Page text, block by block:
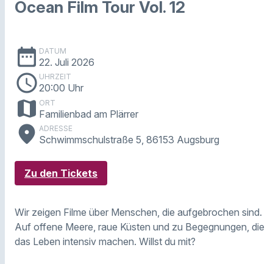
Ocean Film Tour Vol. 12
date_range DATUM
22. Juli 2026
schedule UHRZEIT
20:00 Uhr
map ORT
Familienbad am Plärrer
place ADRESSE
Schwimmschulstraße 5, 86153 Augsburg
Zu den Tickets
Wir zeigen Filme über Menschen, die aufgebrochen sind.
Auf offene Meere, raue Küsten und zu Begegnungen, die
das Leben intensiv machen. Willst du mit?